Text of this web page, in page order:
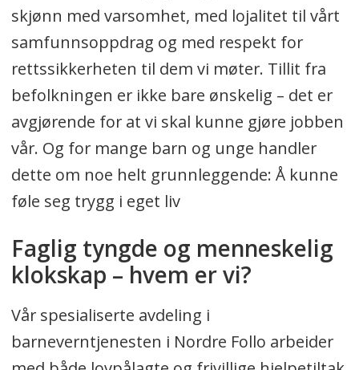
skjønn med varsomhet, med lojalitet til vårt
samfunnsoppdrag og med respekt for
rettssikkerheten til dem vi møter. Tillit fra
befolkningen er ikke bare ønskelig – det er
avgjørende for at vi skal kunne gjøre jobben
vår. Og for mange barn og unge handler
dette om noe helt grunnleggende: Å kunne
føle seg trygg i eget liv
Faglig tyngde og menneskelig
klokskap – hvem er vi?
Vår spesialiserte avdeling i
barneverntjenesten i Nordre Follo arbeider